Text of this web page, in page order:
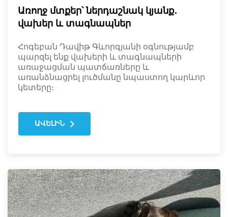
Առողջ մտքեր՝ ներդաշնակ կյանք․
վախեր և տագնապներ
Հոգեբան Դավիթ Գևորգյանի օգնությամբ
պարզել ենք վախերի և տագնապների
առաջացման պատճառները և
առանձնացրել լուծմանը նպաստող կարևոր
կետերը։
ԱՎԵԼԻՆ